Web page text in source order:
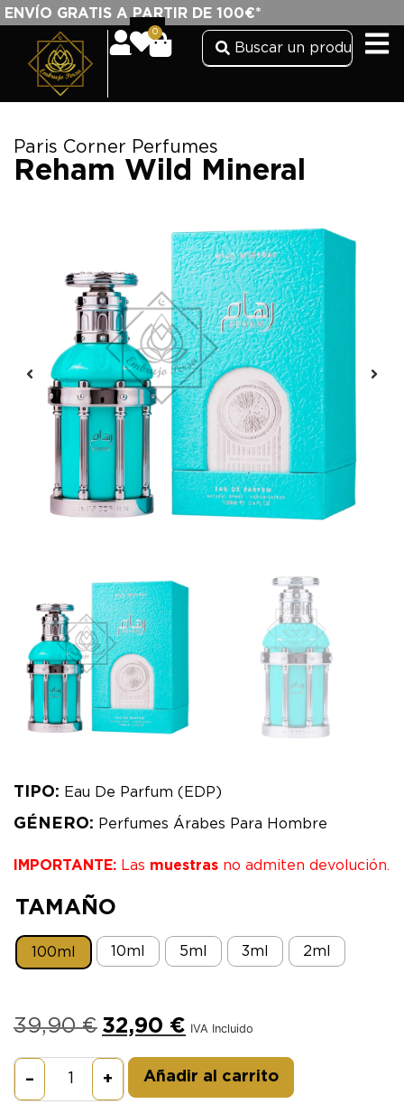
ENVÍO GRATIS A PARTIR DE 100€*
0
Paris Corner Perfumes
Reham Wild Mineral
TIPO: Eau De Parfum (EDP)
GÉNERO: Perfumes Árabes Para Hombre
IMPORTANTE: Las muestras no admiten devolución.
TAMAÑO
100ml 10ml 5ml 3ml 2ml
39,90€ 32,90 € IVA Incluido
– + Añadir al carrito